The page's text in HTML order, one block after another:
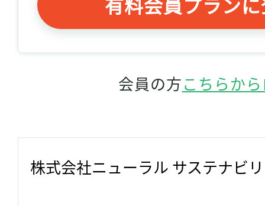
会員の方こちらか
株式会社ニューラル サステナビ